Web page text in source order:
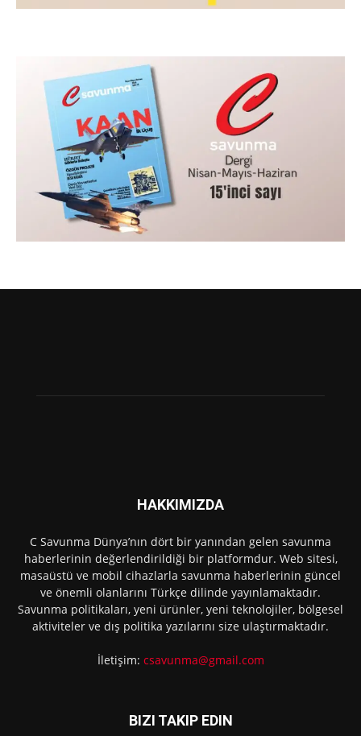
HAKKIMIZDA
C Savunma Dünya’nın dört bir yanından gelen savunma
haberlerinin değerlendirildiği bir platformdur. Web sitesi,
masaüstü ve mobil cihazlarla savunma haberlerinin güncel
ve önemli olanlarını Türkçe dilinde yayınlamaktadır.
Savunma politikaları, yeni ürünler, yeni teknolojiler, bölgesel
aktiviteler ve dış politika yazılarını size ulaştırmaktadır.
İletişim: csavunma@gmail.com
BIZI TAKIP EDIN